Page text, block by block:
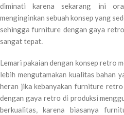
diminati karena sekarang ini
menginginkan sebuah konsep yang
sehingga furniture dengan gaya
sangat tepat.
Lemari pakaian dengan konsep retro
lebih mengutamakan kualitas bahan
heran jika kebanyakan furniture
dengan gaya retro di produksi
berkualitas, karena biasanya